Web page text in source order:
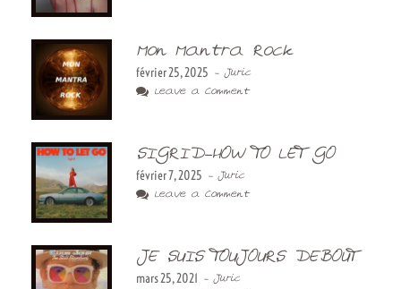
Mon Mantra Rock
février 25, 2025 - Juric
Leave a Comment
SIGRID-HOW TO LET GO
février 7, 2025 - Juric
Leave a Comment
JE SUIS TOUJOURS DEBOUT
mars 25, 2021 - Juric